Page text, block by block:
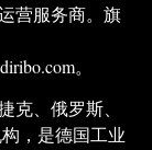
营服务商。旗
。
克、俄罗斯、
，是德国工业